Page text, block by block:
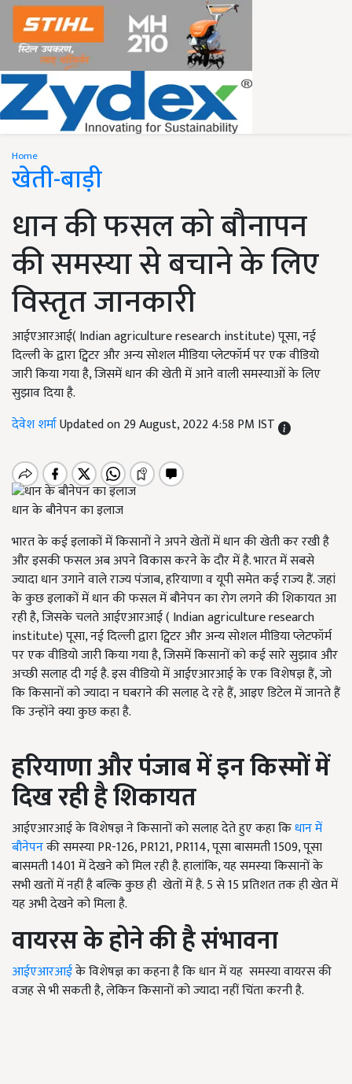
Home
खेती-बाड़ी
धान की फसल को बौनापन
की समस्या से बचाने के लिए
विस्तृत जानकारी
आईएआरआई( Indian agriculture research institute) पूसा, नई
दिल्ली के द्वारा ट्विटर और अन्य सोशल मीडिया प्लेटफॉर्म पर एक वीडियो
जारी किया गया है, जिसमें धान की खेती में आने वाली समस्याओं के लिए
सुझाव दिया है.
देवेश शर्माUpdated on 29 August, 2022 4:58 PM IST
धान के बौनेपन का इलाज
भारत के कई इलाकों में किसानों ने अपने खेतों में धान की खेती कर रखी है
और इसकी फसल अब अपने विकास करने के दौर में है. भारत में सबसे
ज्यादा धान उगाने वाले राज्य पंजाब, हरियाणा व यूपी समेत कई राज्य हैं. जहां
के कुछ इलाकों में धान की फसल में बौनेपन का रोग लगने की शिकायत आ
रही है, जिसके चलते आईएआरआई ( Indian agriculture research
institute) पूसा, नई दिल्ली द्वारा ट्विटर और अन्य सोशल मीडिया प्लेटफॉर्म
पर एक वीडियो जारी किया गया है, जिसमें किसानों को कई सारे सुझाव और
अच्छी सलाह दी गई है. इस वीडियो में आईएआरआई के एक विशेषज्ञ हैं, जो
कि किसानों को ज्यादा न घबराने की सलाह दे रहे हैं, आइए डिटेल में जानते हैं
कि उन्होंने क्या कुछ कहा है.
हरियाणा और पंजाब में इन किस्मों में
दिख रही है शिकायत
आईएआरआई के विशेषज्ञ ने किसानों को सलाह देते हुए कहा किधान में
बौनेपनकी समस्या PR-126, PR121, PR114, पूसा बासमती 1509, पूसा
बासमती 1401 में देखने को मिल रही है. हालांकि, यह समस्या किसानों के
सभी खतों में नहीं है बल्कि कुछ ही खेतों में है. 5 से 15 प्रतिशत तक ही खेत में
यह अभी देखने को मिला है.
वायरस के होने की है संभावना
आईएआरआईके विशेषज्ञ का कहना है कि धान में यह समस्या वायरस की
वजह से भी सकती है, लेकिन किसानों को ज्यादा नहीं चिंता करनी है.